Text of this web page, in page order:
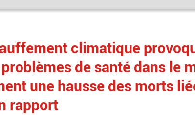
climatique
de santé dans le
une hausse des morts
rapport